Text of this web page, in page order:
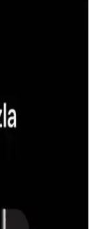
zeka destekli
alanlarda karar
İçin Basit
kolaylaştıran
iş ve aile
Hesaplama
Zorlukları